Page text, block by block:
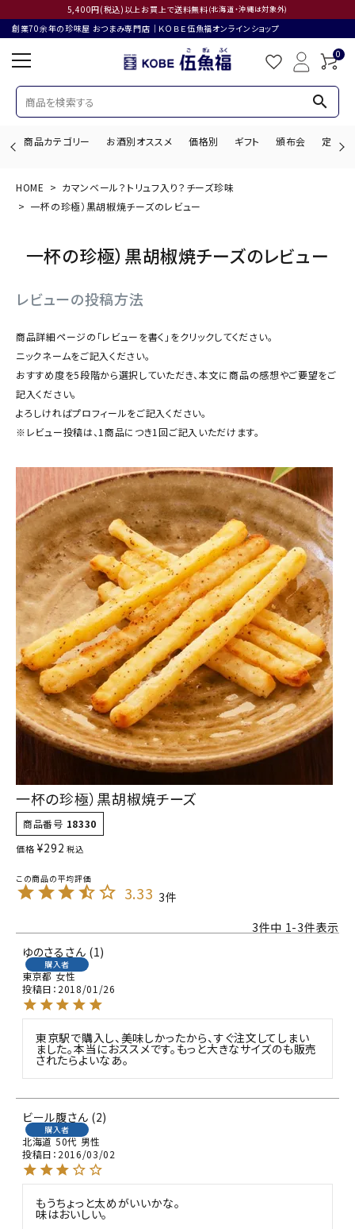
5,400円(税込)以上お買上で送料無料(北海道・沖縄は対象外)
創業70余年の珍味屋 おつまみ専門店│ＫＯＢＥ伍魚福オンラインショップ
0
search
商品カテゴリー お酒別オススメ 価格別 ギフト 頒布会 定期購
search
商品カテゴリー
お酒別オススメ
お問い合わせ
ご利用ガイド
直営店
HOME
カマンベール？トリュフ入り？チーズ珍味
一杯の珍極）黒胡椒焼チーズのレビュー
一杯の珍極）黒胡椒焼チーズのレビュー
レビューの投稿方法
商品詳細ページの「レビューを書く」をクリックしてください。
ニックネームをご記入ください。
おすすめ度を5段階から選択していただき、本文に商品の感想やご要望をご
記入ください。
よろしければプロフィールをご記入ください。
※レビュー投稿は、1商品につき1回ご記入いただけます。
一杯の珍極）黒胡椒焼チーズ
商品番号 18330
価格 ¥292 税込
3.33 3
3件中 1-3件表示
ゆのさる
1
購入者
東京都 女性
投稿日 2018/01/26
東京駅で購入し、美味しかったから、すぐ注文してしまい
ました。本当におススメです。もっと大きなサイズのも販売
されたらよいなあ。
ビール腹 2
購入者
北海道 50代 男性
投稿日 2016/03/02
もうちょっと太めがいいかな。
味はおいしい。